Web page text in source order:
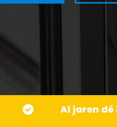
Al jaren